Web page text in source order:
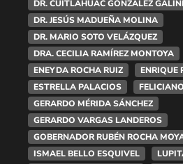
DR. CUITLÁHUAC GONZÁLEZ
DR. JESÚS MADUEÑA MOLINA
DR. MARIO SOTO VELÁZQUEZ
DRA. CECILIA RAMÍREZ MONTOYA
ENEYDA ROCHA RUIZ
ENRIQUE
ESTRELLA PALACIOS
GERARDO MÉRIDA SÁNCHEZ
GERARDO VARGAS LANDEROS
GOBERNADOR RUBÉN ROCHA
ISMAEL BELLO ESQUIVEL